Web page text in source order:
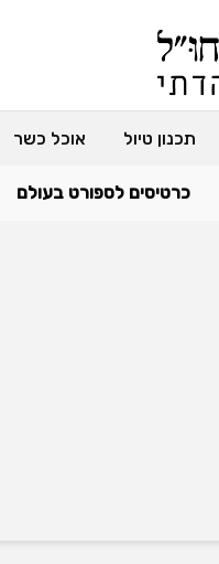
תכנון טיול אוכל כשר
כרטיסים לספורט בעולם